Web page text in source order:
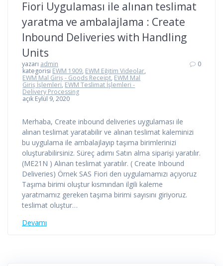
Fiori Uygulaması ile alınan teslimat
yaratma ve ambalajlama : Create
Inbound Deliveries with Handling
Units
yazarı admin
kategorisi EWM 1909, EWM Eğitim Videolar,
EWM Mal Giriş - Goods Receipt, EWM Mal
Giriş İşlemleri, EWM Teslimat İşlemleri -
Delivery Processing
açık Eylül 9, 2020
0
Merhaba, Create inbound deliveries uygulaması ile
alınan teslimat yaratabilir ve alınan teslimat kaleminizi
bu uygulama ile ambalajlayıp taşıma birimlerinizi
oluşturabilirsiniz. Süreç adımı Satın alma siparişi yaratılır.
(ME21N ) Alınan teslimat yaratılır. ( Create Inbound
Deliveries) Örnek SAS Fiori den uygulamamızı açıyoruz
Taşıma birimi oluştur kısmından ilgili kaleme
yaratmamız gereken taşıma birimi sayısını giriyoruz.
teslimat oluştur…
Devamı